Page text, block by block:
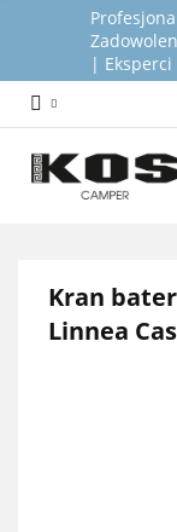
| Eksperci
Kran
Linnea